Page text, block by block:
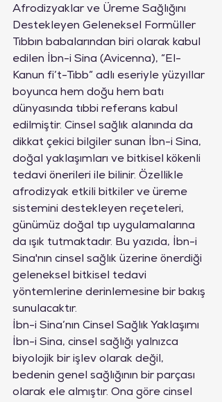
Afrodizyaklar ve Üreme Sağlığını
Destekleyen Geleneksel Formüller
Tıbbın babalarından biri olarak kabul
edilen İbn-i Sina (Avicenna), “El-
Kanun fi’t-Tıbb” adlı eseriyle yüzyıllar
boyunca hem doğu hem batı
dünyasında tıbbi referans kabul
edilmiştir. Cinsel sağlık alanında da
dikkat çekici bilgiler sunan İbn-i Sina,
doğal yaklaşımları ve bitkisel kökenli
tedavi önerileri ile bilinir. Özellikle
afrodizyak etkili bitkiler ve üreme
sistemini destekleyen reçeteleri,
günümüz doğal tıp uygulamalarına
da ışık tutmaktadır. Bu yazıda, İbn-i
Sina'nın cinsel sağlık üzerine önerdiği
geleneksel bitkisel tedavi
yöntemlerine derinlemesine bir bakış
sunulacaktır.
İbn-i Sina’nın Cinsel Sağlık Yaklaşımı
İbn-i Sina, cinsel sağlığı yalnızca
biyolojik bir işlev olarak değil,
bedenin genel sağlığının bir parçası
olarak ele almıştır. Ona göre cinsel